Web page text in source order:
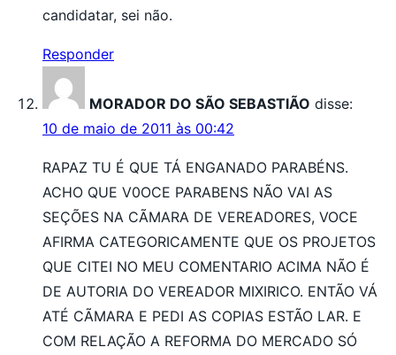
candidatar, sei não.
Responder
MORADOR DO SÃO SEBASTIÃO disse:
10 de maio de 2011 às 00:42
RAPAZ TU É QUE TÁ ENGANADO PARABÉNS.
ACHO QUE V0OCE PARABENS NÃO VAI AS
SEÇÕES NA CÃMARA DE VEREADORES, VOCE
AFIRMA CATEGORICAMENTE QUE OS PROJETOS
QUE CITEI NO MEU COMENTARIO ACIMA NÃO É
DE AUTORIA DO VEREADOR MIXIRICO. ENTÃO VÁ
ATÉ CÃMARA E PEDI AS COPIAS ESTÃO LAR. E
COM RELAÇÃO A REFORMA DO MERCADO SÓ